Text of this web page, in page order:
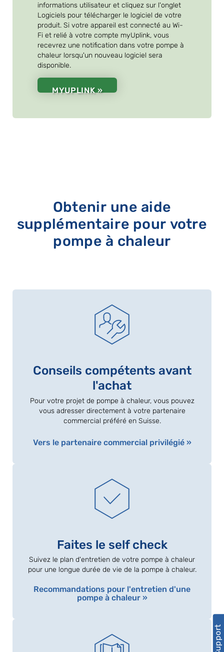
Support
informations utilisateur et cliquez sur l'onglet
Logiciels pour télécharger le logiciel de votre
produit. Si votre appareil est connecté au Wi-
Fi et relié à votre compte myUplink, vous
recevrez une notification dans votre pompe à
chaleur lorsqu'un nouveau logiciel sera
disponible.
MYUPLINK »
Obtenir une aide
supplémentaire pour votre
pompe à chaleur
Conseils compétents avant
l'achat
Pour votre projet de pompe à chaleur, vous pouvez
vous adresser directement à votre partenaire
commercial préféré en Suisse.
Vers le partenaire commercial privilégié »
Faites le self check
Suivez le plan d'entretien de votre pompe à chaleur
pour une longue durée de vie de la pompe à chaleur.
Recommandations pour l'entretien d'une
pompe à chaleur »